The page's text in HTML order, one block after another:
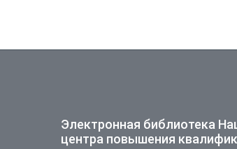
Электронная библиотека
центра повышения